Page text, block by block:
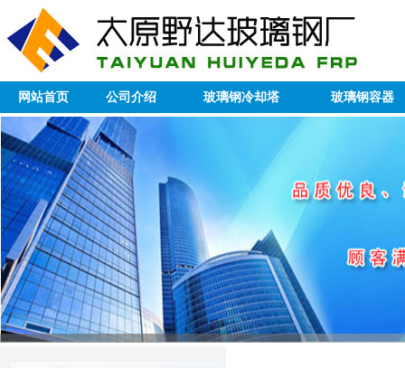
网站首页 公司介绍 玻璃钢冷却塔 玻璃钢容器